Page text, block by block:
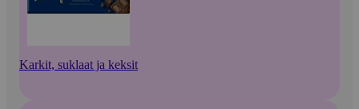
Karkit, suklaat ja keksit